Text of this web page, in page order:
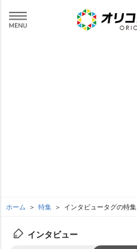
ホーム 特集 インタビュータグの特集
インタビュー